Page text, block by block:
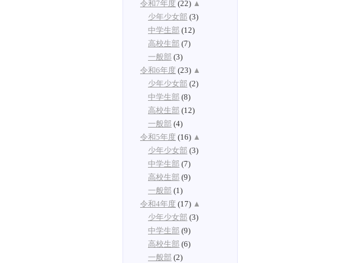
令和7年度 (22) ▲
少年少女部 (3)
中学生部 (12)
高校生部 (7)
一般部 (3)
令和6年度 (23) ▲
少年少女部 (2)
中学生部 (8)
高校生部 (12)
一般部 (4)
令和5年度 (16) ▲
少年少女部 (3)
中学生部 (7)
高校生部 (9)
一般部 (1)
令和4年度 (17) ▲
少年少女部 (3)
中学生部 (9)
高校生部 (6)
一般部 (2)